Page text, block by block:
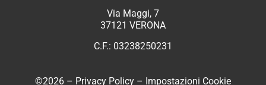
Via Maggi, 7
37121 VERONA
C.F.: 03238250231
©2026 – Privacy Policy – Impostazioni Cookie